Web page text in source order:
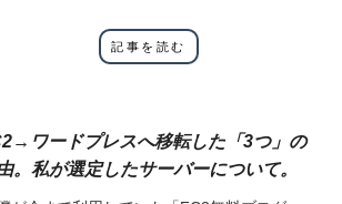
記事を読む
ワードプレスへ移転した「3つ」の
。私が選定したサーバーについて。